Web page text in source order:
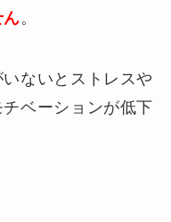
。
ないとストレスや
ベーションが低下